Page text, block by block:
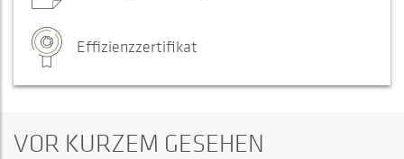
Effizienzzertifikat
VOR KURZEM GESEHEN